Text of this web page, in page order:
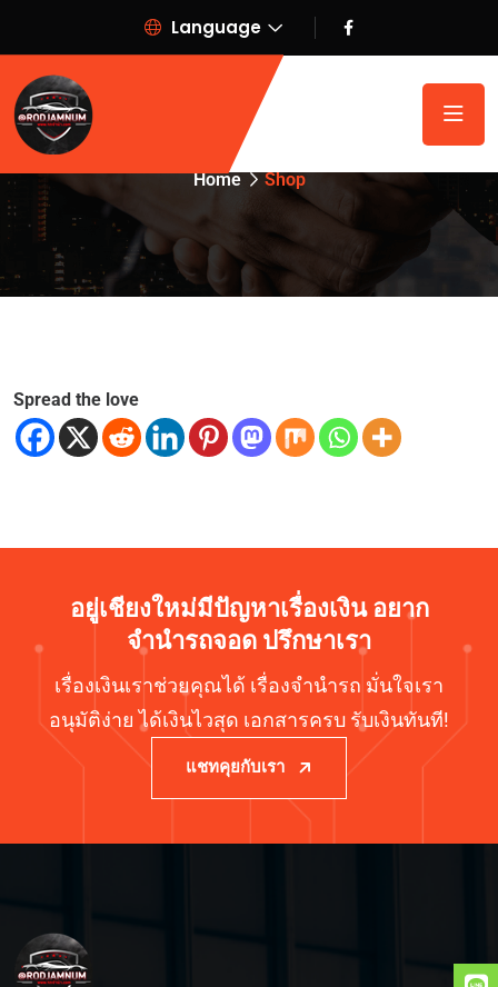
Language
Shop
Home Shop
Spread the love
อยู่เชียงใหม่มีปัญหาเรื่องเงิน อยาก
จำนำรถจอด ปรึกษาเรา
เรื่องเงินเราช่วยคุณได้ เรื่องจำนำรถ มั่นใจเรา
อนุมัติง่าย ได้เงินไวสุด เอกสารครบ รับเงินทันที!
แชทคุยกับเรา